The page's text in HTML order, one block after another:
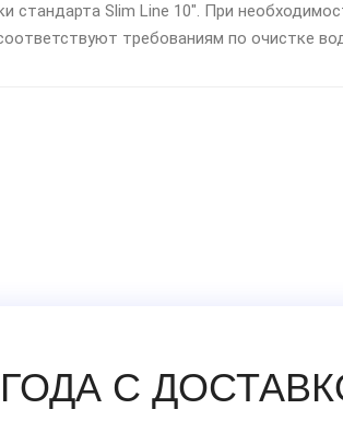
стандарта Slim Line 10". При
требованиям по очистке
С